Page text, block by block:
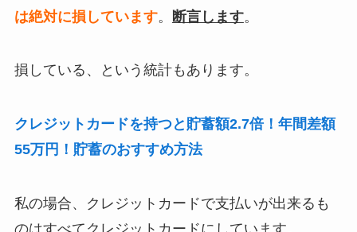
は絶対に損しています。 断言します。
損している、という統計もあります。
クレジットカードを持つと貯蓄額2.7倍！年間差額
55万円！貯蓄のおすすめ方法
私の場合、クレジットカードで支払いが出来るも
のはすべてクレジットカードにしています。